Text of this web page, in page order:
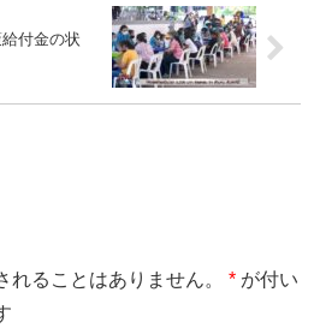
付金の状
れることはありません。 * が付い